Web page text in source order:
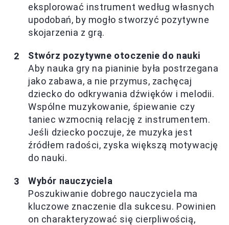
eksplorować instrument według własnych
upodobań, by mogło stworzyć pozytywne
skojarzenia z grą.
Stwórz pozytywne otoczenie do nauki
Aby nauka gry na pianinie była postrzegana
jako zabawa, a nie przymus, zachęcaj
dziecko do odkrywania dźwięków i melodii.
Wspólne muzykowanie, śpiewanie czy
taniec wzmocnią relację z instrumentem.
Jeśli dziecko poczuje, że muzyka jest
źródłem radości, zyska większą motywację
do nauki.
Wybór nauczyciela
Poszukiwanie dobrego nauczyciela ma
kluczowe znaczenie dla sukcesu. Powinien
on charakteryzować się cierpliwością,